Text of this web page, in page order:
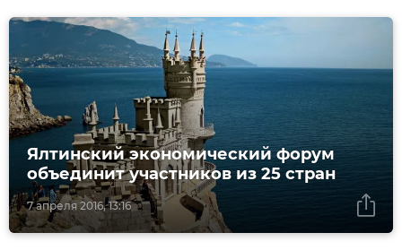
7 апреля 2016, 13:16
Ялтинский экономический форум
объединит участников из 25 стран